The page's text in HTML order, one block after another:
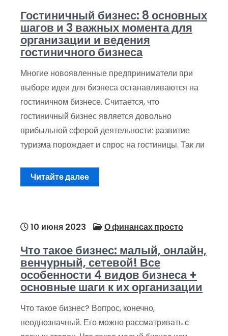
Гостиничный бизнес: 8 основных
шагов и 3 важных момента для
организации и ведения
гостиничного бизнеса
Многие новоявленные предприниматели при
выборе идеи для бизнеса останавливаются на
гостиничном бизнесе. Считается, что
гостиничный бизнес является довольно
прибыльной сферой деятельности: развитие
туризма порождает и спрос на гостиницы. Так ли
Читайте далее
10 июня 2023 О финансах просто
Что такое бизнес: малый, онлайн,
венчурный, сетевой! Все
особенности 4 видов бизнеса +
основные шаги к их организации
Что такое бизнес? Вопрос, конечно,
неоднозначный. Его можно рассматривать с